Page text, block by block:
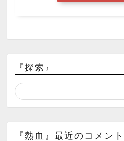
『探索』
『熱血』最近のコメント